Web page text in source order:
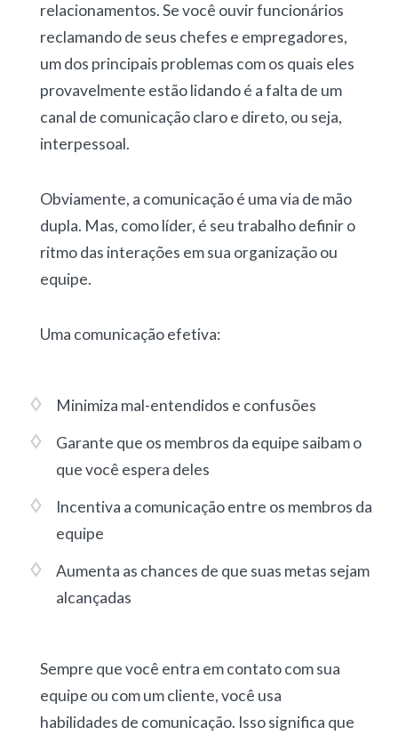
relacionamentos. Se você ouvir funcionários
reclamando de seus chefes e empregadores,
um dos principais problemas com os quais eles
provavelmente estão lidando é a falta de um
canal de comunicação claro e direto, ou seja,
interpessoal.
Obviamente, a comunicação é uma via de mão
dupla. Mas, como líder, é seu trabalho definir o
ritmo das interações em sua organização ou
equipe.
Uma comunicação efetiva:
Minimiza mal-entendidos e confusões
Garante que os membros da equipe saibam o
que você espera deles
Incentiva a comunicação entre os membros da
equipe
Aumenta as chances de que suas metas sejam
alcançadas
Sempre que você entra em contato com sua
equipe ou com um cliente, você usa
habilidades de comunicação. Isso significa que